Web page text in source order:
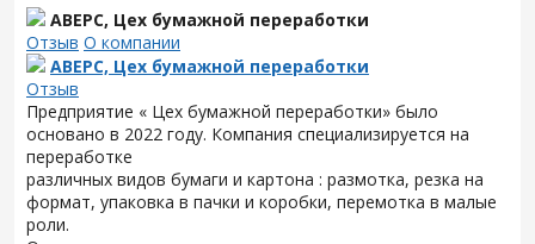
АВЕРС, Цех бумажной переработки
Отзыв О компании
АВЕРС, Цех бумажной переработки
Отзыв
Предприятие « Цех бумажной переработки» было
основано в 2022 году. Компания специализируется на
переработке
различных видов бумаги и картона : размотка, резка на
формат, упаковка в пачки и коробки, перемотка в малые
роли.